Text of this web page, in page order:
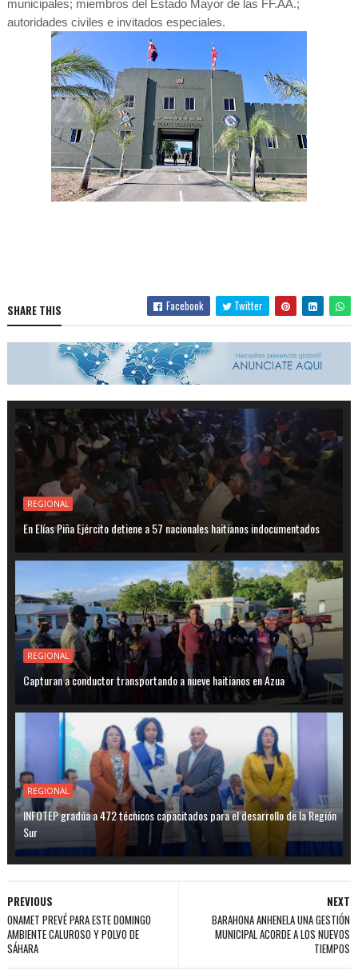
municipales; miembros del Estado Mayor de las FF.AA.;
autoridades civiles e invitados especiales.
SHARE THIS Facebook Twitter
REGIONAL
En Elías Piña Ejército detiene a 57 nacionales haitianos indocumentados
REGIONAL
Capturan a conductor transportando a nueve haitianos en Azua
REGIONAL
INFOTEP gradúa a 472 técnicos capacitados para el desarrollo de la Región
Sur
NEXT
BARAHONA ANHENELA UNA GESTIÓN
MUNICIPAL ACORDE A LOS NUEVOS
TIEMPOS
PREVIOUS
ONAMET PREVÉ PARA ESTE DOMINGO
AMBIENTE CALUROSO Y POLVO DE
SÁHARA